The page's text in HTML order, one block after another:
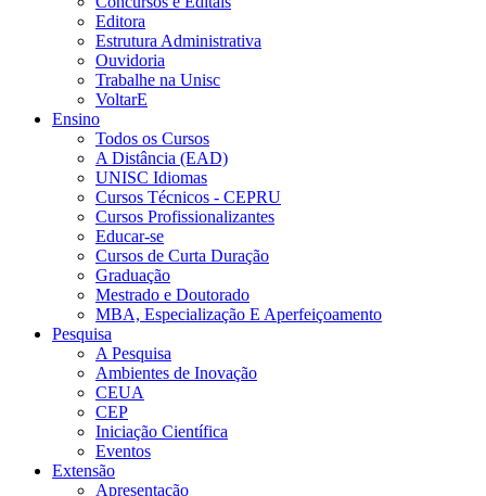
Editora
Estrutura Administrativa
Ouvidoria
Trabalhe na Unisc
VoltarE
Ensino
Todos os Cursos
A Distância (EAD)
UNISC Idiomas
Cursos Técnicos - CEPRU
Cursos Profissionalizantes
Educar-se
Cursos de Curta Duração
Graduação
Mestrado e Doutorado
MBA, Especialização E Aperfeiçoamento
Pesquisa
A Pesquisa
Ambientes de Inovação
CEUA
CEP
Iniciação Científica
Eventos
Extensão
Apresentação